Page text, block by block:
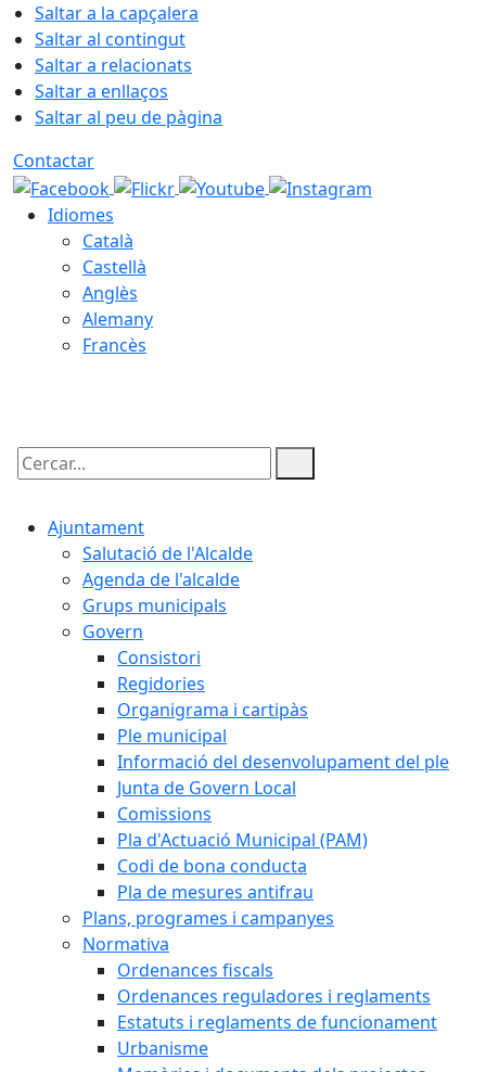
Saltar a la capçalera
Saltar al contingut
Saltar a relacionats
Saltar a enllaços
Saltar al peu de pàgina
Contactar
Idiomes
Català
Castellà
Anglès
Alemany
Francès
Cercar:
Ajuntament
Salutació de l'Alcalde
Agenda de l'alcalde
Grups municipals
Govern
Consistori
Regidories
Organigrama i cartipàs
Ple municipal
Informació del desenvolupament del ple
Junta de Govern Local
Comissions
Pla d'Actuació Municipal (PAM)
Codi de bona conducta
Pla de mesures antifrau
Plans, programes i campanyes
Normativa
Ordenances fiscals
Ordenances reguladores i reglaments
Estatuts i reglaments de funcionament
Urbanisme